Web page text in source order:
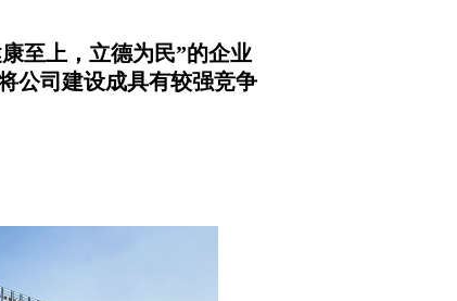
至上，立德为民”的企业
公司建设成具有较强竞争